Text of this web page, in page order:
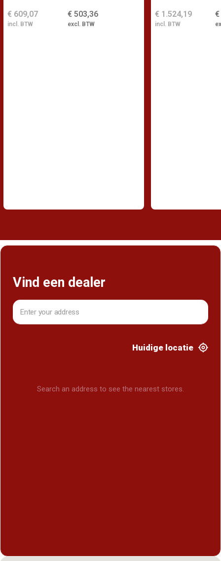
€ 503,36
excl. BTW
€ 609,07
incl. BTW
€
€ 1.524,19
incl. BTW
Vind een dealer
Huidige locatie
Search an address to see the nearest stores.